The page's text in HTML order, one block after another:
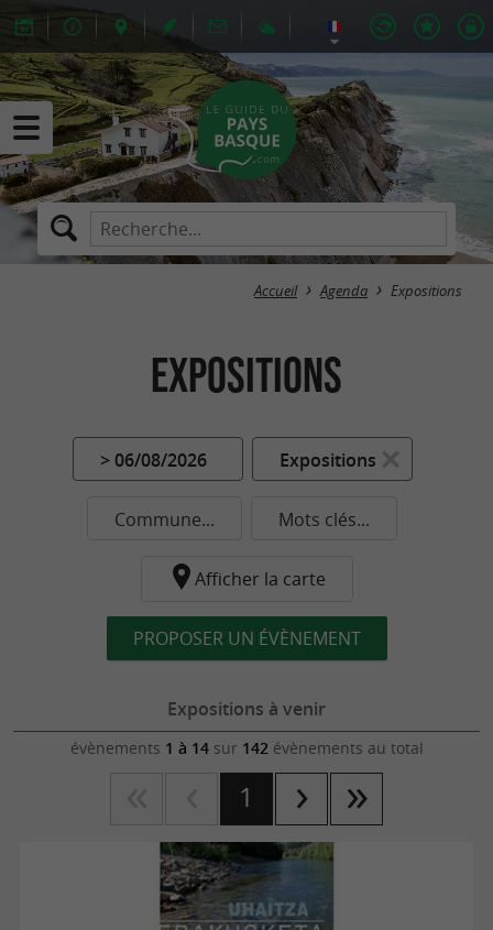
Accueil Agenda Expositions
Expositions
> 06/08/2026 Expositions
Commune... Mots clés...
Afficher la carte
PROPOSER UN ÉVÈNEMENT
Expositions à venir
évènements 1 à 14sur 142évènements au total
1